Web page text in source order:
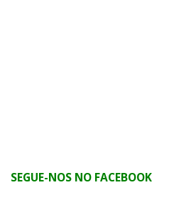
SEGUE-NOS NO FACEBOOK